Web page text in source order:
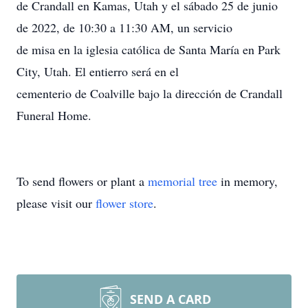
de Crandall en Kamas, Utah y el sábado 25 de junio
de 2022, de 10:30 a 11:30 AM, un servicio
de misa en la iglesia católica de Santa María en Park
City, Utah. El entierro será en el
cementerio de Coalville bajo la dirección de Crandall
Funeral Home.
To send flowers or plant a memorial tree in memory,
please visit our flower store.
SEND A CARD